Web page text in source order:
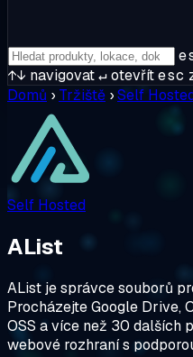
↑↓ navigovat↵otevřítesc
Domů › Tržiště ›Self
Self Hosted
AList
AList je správce souborů
Procházejte Google Drive,
OSS a více než 30 dalších
webové rozhraní s